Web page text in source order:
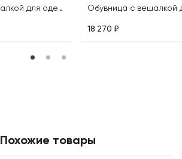
Обувница с вешалкой для одежды CHESTER HALL STAND
18 270 ₽
Похожие товары